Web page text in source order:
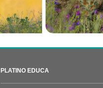
PLATINO EDUCA